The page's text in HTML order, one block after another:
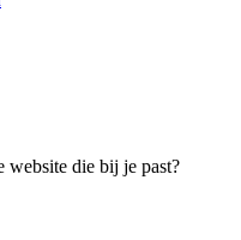
die bij je past?